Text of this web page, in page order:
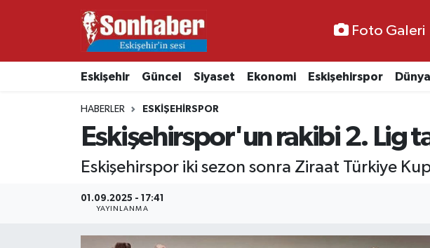
Foto Galeri
Eskişehir Güncel Siyaset Ekonomi Eskişehirspor Dünya
HABERLER ESKIŞEHIRSPOR
Eskişehirspor'un rakibi 2. Lig
Eskişehirspor iki sezon sonra Ziraat Türkiye
01.09.2025 - 17:41
YAYINLANMA
Ekonomi
Kültür & Sanat
Nöbetçi Eczaneler
Namaz Vakitleri
Trafik Durumu
Süper Lig Puan Durumu ve Fikstür